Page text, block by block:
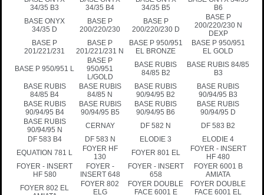
34/35 B3
34/35 B4
34/35 B5
B6
BASE ONYX
34/35 D
BASE P
200/220/230
BASE P
200/220/230 D
BASE P
200/220/230 N
DEXP
BASE P
201/221/231
BASE P
201/221/231 N
BASE P 950/951
EL BRONZE
BASE P 950/951
EL GOLD
BASE P 950/951 L
BASE P
950/951
L/GOLD
BASE RUBIS
84/85 B2
BASE RUBIS 84/85
B3
BASE RUBIS
84/85 B4
BASE RUBIS
84/85 N
BASE RUBIS
90/94/95 B2
BASE RUBIS
90/94/95 B3
BASE RUBIS
90/94/95 B4
BASE RUBIS
90/94/95 B5
BASE RUBIS
90/94/95 B6
BASE RUBIS
90/94/95 D
BASE RUBIS
90/94/95 N
CERNAY DF 582 N
DF 583 B2
DF 583 B4
DF 583 N ELODIE 3
ELODIE 4
EQUATION 781 L
FOYER HF
130
FOYER 801 EL
FOYER - INSERT
HF 480
FOYER - INSERT
HF 580
FOYER -
INSERT 648
FOYER - INSERT
658
FOYER 6001 B
AMIATA
FOYER 802 EL
FOYER 802
ELG
FOYER DOUBLE
FACE 6001 E
FOYER DOUBLE
FACE 6001 EL